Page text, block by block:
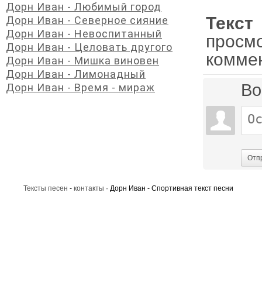
Дорн Иван - Любимый город
Дорн Иван - Северное сияние
Дорн Иван - Невоспитанный
Дорн Иван - Целовать другого
Дорн Иван - Мишка виновен
Дорн Иван - Лимонадный
Дорн Иван - Время - мираж
Тексты песен - контакты · Дорн Иван - Спортивная текст песни